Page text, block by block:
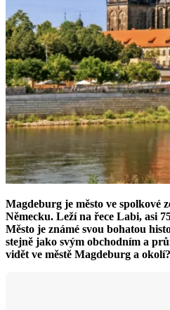
Magdeburg je město ve spolkové
Německu. Leží na řece Labi, asi
Město je známé svou bohatou
stejně jako svým obchodním a
vidět ve městě Magdeburg a okolí?